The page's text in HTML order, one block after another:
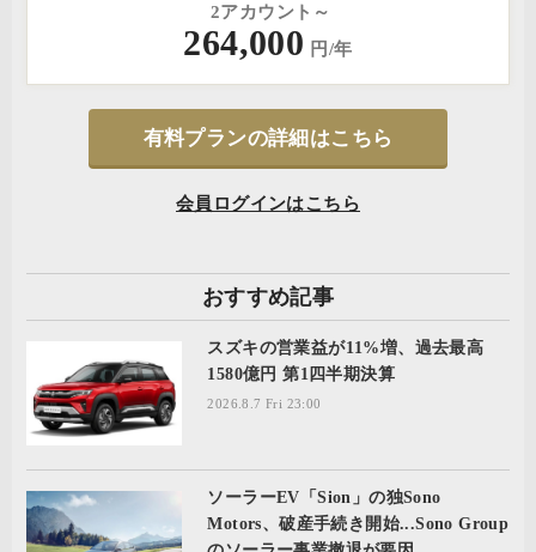
2アカウント～
264,000 円/年
有料プランの詳細はこちら
会員ログインはこちら
おすすめ記事
スズキの営業益が11%増、過去最高
1580億円 第1四半期決算
2026.8.7 Fri 23:00
ソーラーEV「Sion」の独Sono
Motors、破産手続き開始...Sono Group